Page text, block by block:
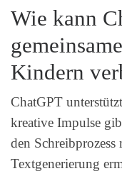
Wie kann
Kindern
ChatGPT
kreative Impulse
den
Textgenerierung